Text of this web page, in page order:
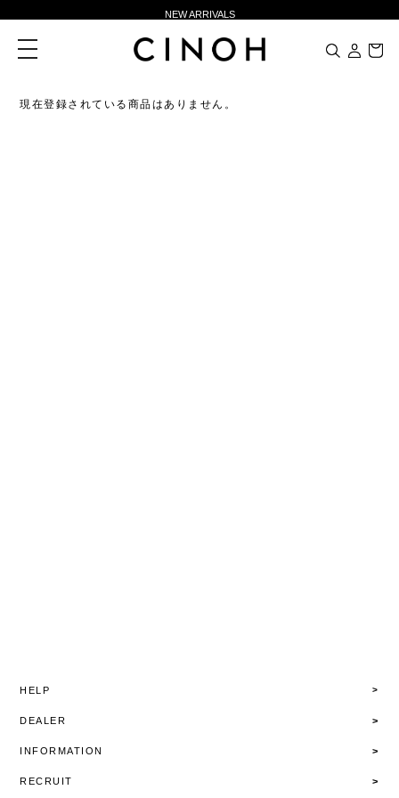
NEW ARRIVALS
新規会員登録500ポイントプレゼント
夏季休業に伴う一部業務休業のお知らせ
toggle
navigation
現在登録されている商品はありません。
HELP
DEALER
INFORMATION
RECRUIT